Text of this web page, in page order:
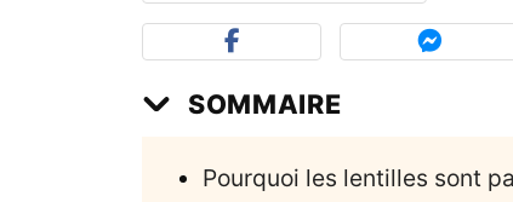
SOMMAIRE
Pourquoi les lentilles sont